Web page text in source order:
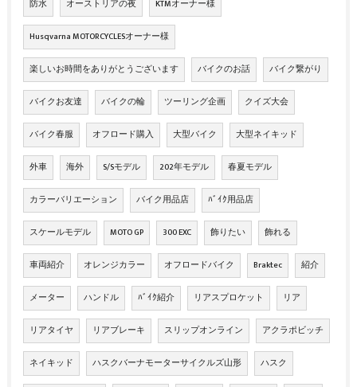
防水 オーストリアの夜 KTMオーナー様
Husqvarna MOTORCYCLESオーナー様
楽しいお時間をありがとうございます バイクのお話 バイク繋がり
バイクお友達 バイクの輪 ツーリング企画 クイズ大会
バイク春服 オフロード購入 大型バイク 大型ネイキッド
外車 海外 S/Sモデル 202年モデル 春夏モデル
カラーバリエーション バイク用品店 ﾊﾞｲｸ用品店
スケールモデル MOTO GP 300 EXC 飾りたい 飾れる
車両紹介 オレンジカラー オフロードバイク Braktec 紹介
メーター ハンドル ﾊﾞｲｸ紹介 リアスプロケット リア
リアタイヤ リアブレーキ スリップオンライン アクラポビッチ
ネイキッド ハスクバーナモーターサイクルズ山形 ハスク